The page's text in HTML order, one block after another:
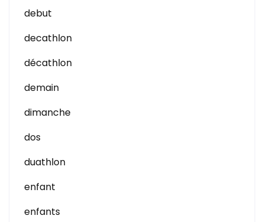
debut
decathlon
décathlon
demain
dimanche
dos
duathlon
enfant
enfants